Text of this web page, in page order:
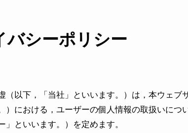
バシーポリシー
（以下，「当社」といいます。）は，本ウェブ
）における，ユーザーの個人情報の取扱いにつ
」といいます。）を定めます。